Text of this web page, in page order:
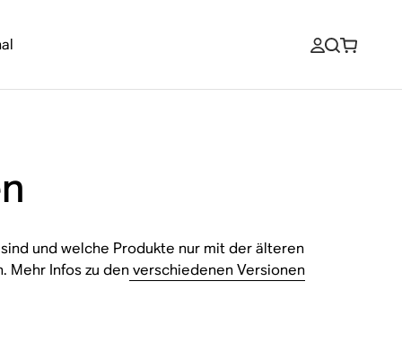
und welche Produkte nur mit der älteren
Mehr Infos zu denverschiedenen Versionen